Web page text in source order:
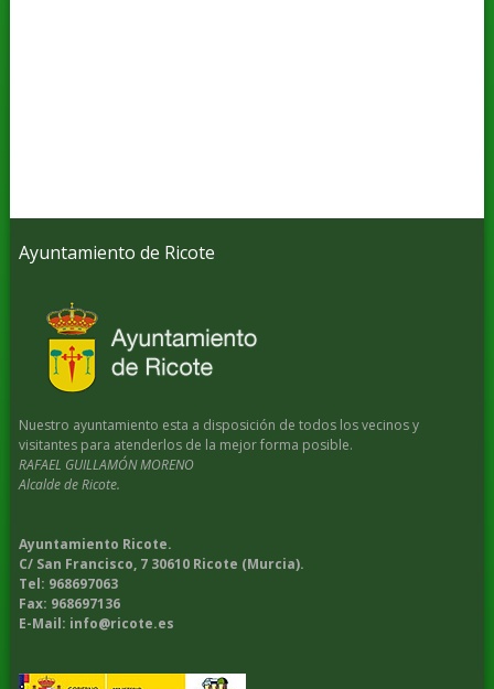
Ayuntamiento de Ricote
Nuestro ayuntamiento esta a disposición de todos los vecinos y
visitantes para atenderlos de la mejor forma posible.
RAFAEL GUILLAMÓN MORENO
Alcalde de Ricote.
Ayuntamiento Ricote.
C/ San Francisco, 7 30610 Ricote (Murcia).
Tel: 968697063
Fax: 968697136
E-Mail: info@ricote.es